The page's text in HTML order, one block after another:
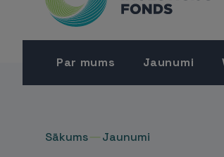
Par mums Jaunumi
Sākums Jaunumi